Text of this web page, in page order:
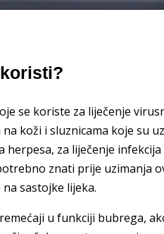
se koriste za liječenje
koži i sluznicama koje su
za liječenje
znati prije uzimanja
sastojke lijeka.
u funkciji bubrega,